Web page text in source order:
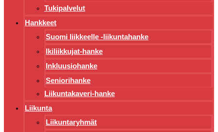
Tukipalvelut
Hankkeet
Suomi liikkeelle -liikuntahanke
Ikiliikkujat-hanke
Inkluusiohanke
Seniorihanke
Liikuntakaveri-hanke
Liikunta
Liikuntaryhmät